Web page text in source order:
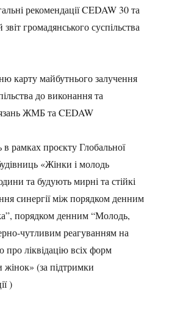
рекомендації CEDAW 30 та
громадянського суспільства
карту майбутнього залучення
до виконання та
ЖМБ та CEDAW
в рамках проєкту Глобальної
«Жінки і молодь
та будують мирні та стійкі
синергії між порядком денним
порядком денним “Молодь,
чутливим реагуванням на
про ліквідацію всіх форм
жінок» (за підтримки
)